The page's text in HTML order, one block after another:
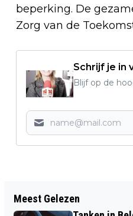
beperking. De
Zorg van de
Schrijf je in
Blijf op de
HERDENKINGSMUNT
Meest Gelezen